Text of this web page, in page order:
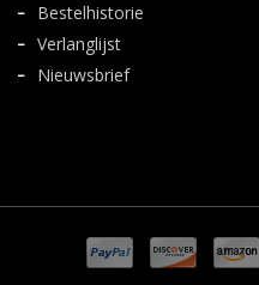
Bestelhistorie
Verlanglijst
Nieuwsbrief